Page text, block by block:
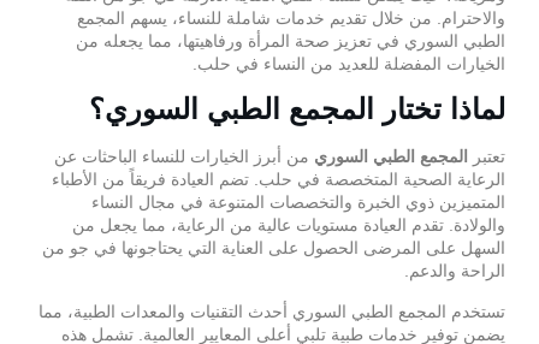
والاحترام. من خلال تقديم خدمات شاملة للنساء، يسهم المجمع
الطبي السوري في تعزيز صحة المرأة ورفاهيتها، مما يجعله من
الخيارات المفضلة للعديد من النساء في حلب.
لماذا تختار المجمع الطبي السوري؟
تعتبر المجمع الطبي السوري من أبرز الخيارات للنساء الباحثات عن
الرعاية الصحية المتخصصة في حلب. تضم العيادة فريقاً من الأطباء
المتميزين ذوي الخبرة والتخصصات المتنوعة في مجال النساء
والولادة. تقدم العيادة مستويات عالية من الرعاية، مما يجعل من
السهل على المرضى الحصول على العناية التي يحتاجونها في جو من
الراحة والدعم.
تستخدم المجمع الطبي السوري أحدث التقنيات والمعدات الطبية، مما
يضمن توفير خدمات طبية تلبي أعلى المعايير العالمية. تشمل هذه